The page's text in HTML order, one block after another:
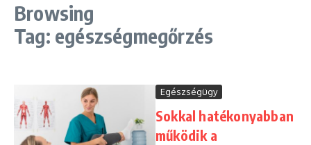
Browsing
Tag: egészségmegőrzés
Egészségügy
Sokkal hatékonyabban
működik a